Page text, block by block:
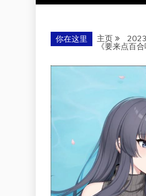
你在这里 主页 2023
《要来点百